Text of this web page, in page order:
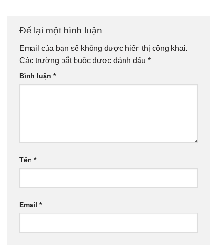
Để lại một bình luận
Email của bạn sẽ không được hiển thị công khai.
Các trường bắt buộc được đánh dấu *
Bình luận *
Tên *
Email *